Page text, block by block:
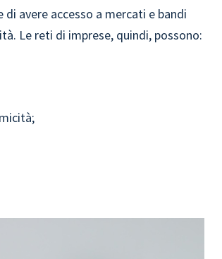
avere accesso a mercati e bandi
Le reti di imprese, quindi, possono: